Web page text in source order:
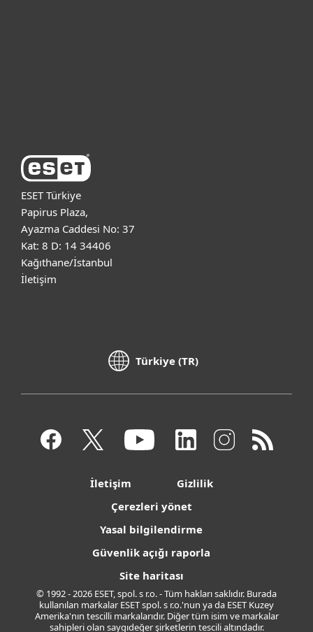
ESET Türkiye
Papirus Plaza,
Ayazma Caddesi No: 37
Kat: 8 D: 14 34406
Kağıthane/İstanbul
İletişim
Türkiye (TR)
İletişim
Gizlilik
Çerezleri yönet
Yasal bilgilendirme
Güvenlik açığı raporla
Site haritası
© 1992 - 2026 ESET, spol. s r.o. - Tüm hakları saklıdır. Burada
kullanılan markalar ESET spol. s r.o.'nun ya da ESET Kuzey
Amerika'nın tescilli markalarıdır. Diğer tüm isim ve markalar
sahipleri olan saygıdeğer şirketlerin tescili altındadır.